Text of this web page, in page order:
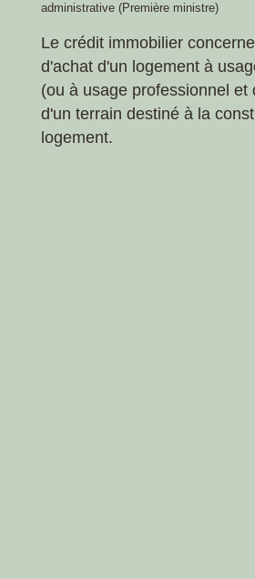
administrative (Première ministre)
Le crédit immobilier
d'achat d'un logement à
(ou à usage professionnel et
d'un terrain destiné à la
logement.